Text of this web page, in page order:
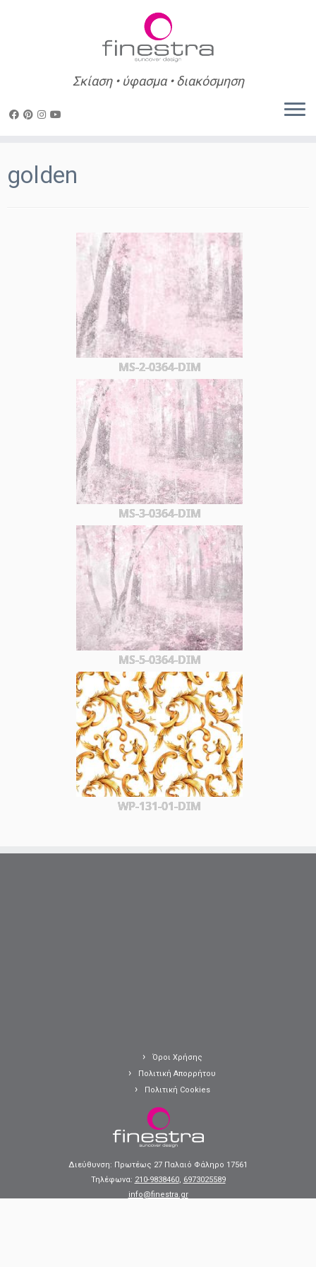
content
Σκίαση • ύφασμα • διακόσμηση
golden
MS-2-0364-DIM
MS-3-0364-DIM
MS-5-0364-DIM
WP-131-01-DIM
Όροι Χρήσης
Πολιτική Απορρήτου
Πολιτική Cookies
Διεύθυνση: Πρωτέως 27 Παλαιό Φάληρο 17561
Τηλέφωνα: 210-9838460, 6973025589
info@finestra.gr